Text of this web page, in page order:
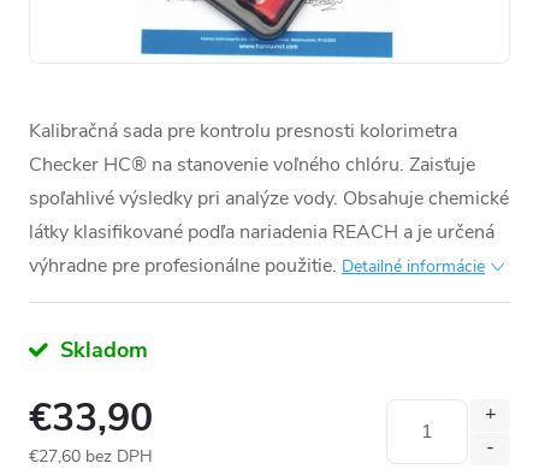
Kalibračná sada pre kontrolu presnosti kolorimetra
Checker HC® na stanovenie voľného chlóru. Zaisťuje
spoľahlivé výsledky pri analýze vody. Obsahuje chemické
látky klasifikované podľa nariadenia REACH a je určená
výhradne pre profesionálne použitie. Detailné informácie
Skladom
€33,90
€27,60 bez DPH